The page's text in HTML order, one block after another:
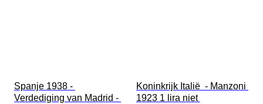
Spanje 1938 -
Verdediging van Madrid -
Koninkrijk Italië  - Manzoni
1923 1 lira niet